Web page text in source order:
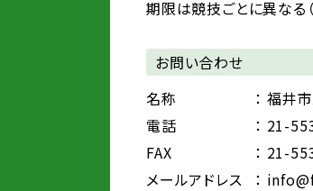
期限は競技ごとに異なる
お問い合わせ
名称
： 福井
電話
： 21-
FAX
： 21-
メールアドレス
：